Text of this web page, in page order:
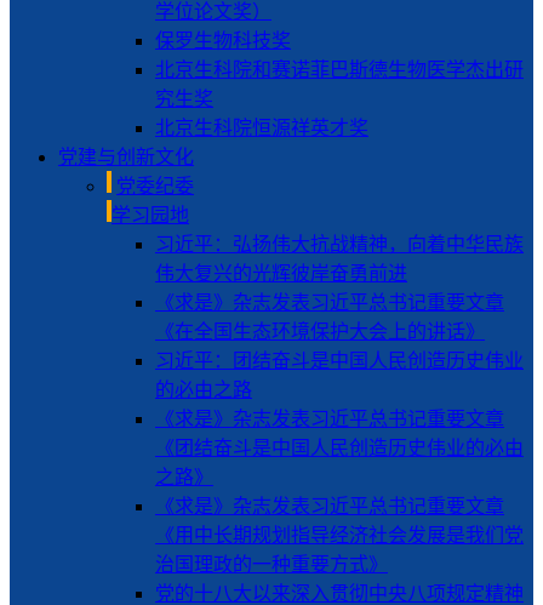
学位论文奖）
保罗生物科技奖
北京生科院和赛诺菲巴斯德生物医学杰出研
究生奖
北京生科院恒源祥英才奖
党建与创新文化
党委纪委
学习园地
习近平：弘扬伟大抗战精神，向着中华民族
伟大复兴的光辉彼岸奋勇前进
《求是》杂志发表习近平总书记重要文章
《在全国生态环境保护大会上的讲话》
习近平：团结奋斗是中国人民创造历史伟业
的必由之路
《求是》杂志发表习近平总书记重要文章
《团结奋斗是中国人民创造历史伟业的必由
之路》
《求是》杂志发表习近平总书记重要文章
《用中长期规划指导经济社会发展是我们党
治国理政的一种重要方式》
党的十八大以来深入贯彻中央八项规定精神